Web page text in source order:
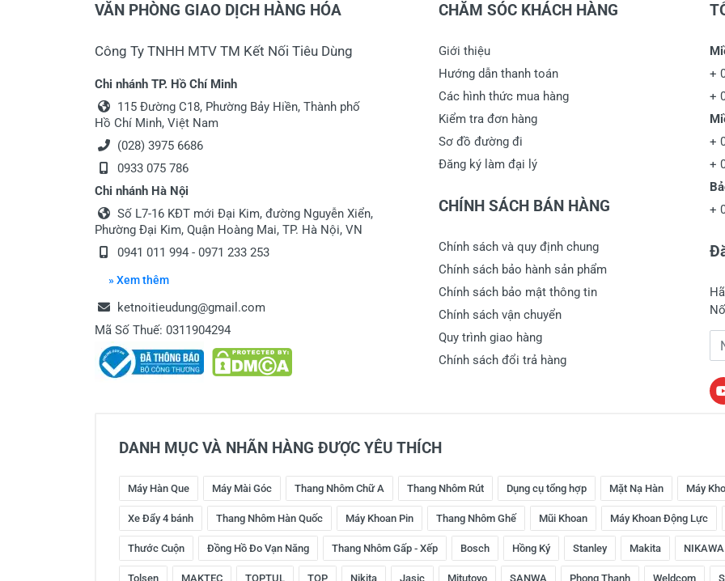
VĂN PHÒNG GIAO DỊCH HÀNG HÓA
Công Ty TNHH MTV TM Kết Nối Tiêu Dùng
Chi nhánh TP. Hồ Chí Minh
115 Đường C18, Phường Bảy Hiền, Thành phố
Hồ Chí Minh, Việt Nam
(028) 3975 6686
0933 075 786
Chi nhánh Hà Nội
Số L7-16 KĐT mới Đại Kim, đường Nguyễn Xiển,
Phường Đại Kim, Quận Hoàng Mai, TP. Hà Nội, VN
0941 011 994 - 0971 233 253
» Xem thêm
ketnoitieudung@gmail.com
Mã Số Thuế: 0311904294
CHĂM SÓC KHÁCH HÀNG
Giới thiệu
Hướng dẫn thanh toán
Các hình thức mua hàng
Kiểm tra đơn hàng
Sơ đồ đường đi
Đăng ký làm đại lý
CHÍNH SÁCH BÁN HÀNG
Chính sách và quy định chung
Chính sách bảo hành sản phẩm
Chính sách bảo mật thông tin
Chính sách vận chuyển
Quy trình giao hàng
Chính sách đổi trả hàng
+
+
+
+
+
DANH MỤC VÀ NHÃN HÀNG ĐƯỢC YÊU THÍCH
Máy Hàn Que Máy Mài Góc Thang Nhôm Chữ A Thang Nhôm Rút Dụng cụ tổng hợp Mặt Nạ Hàn Máy
Xe Đẩy 4 bánh Thang Nhôm Hàn Quốc Máy Khoan Pin Thang Nhôm Ghế Mũi Khoan Máy Khoan Động Lực
Thước Cuộn Đồng Hồ Đo Vạn Năng Thang Nhôm Gấp - Xếp Bosch Hồng Ký Stanley Makita NIKAWA
Tolsen MAKTEC TOPTUL TOP Nikita Jasic Mitutoyo SANWA Phong Thạnh Weldcom